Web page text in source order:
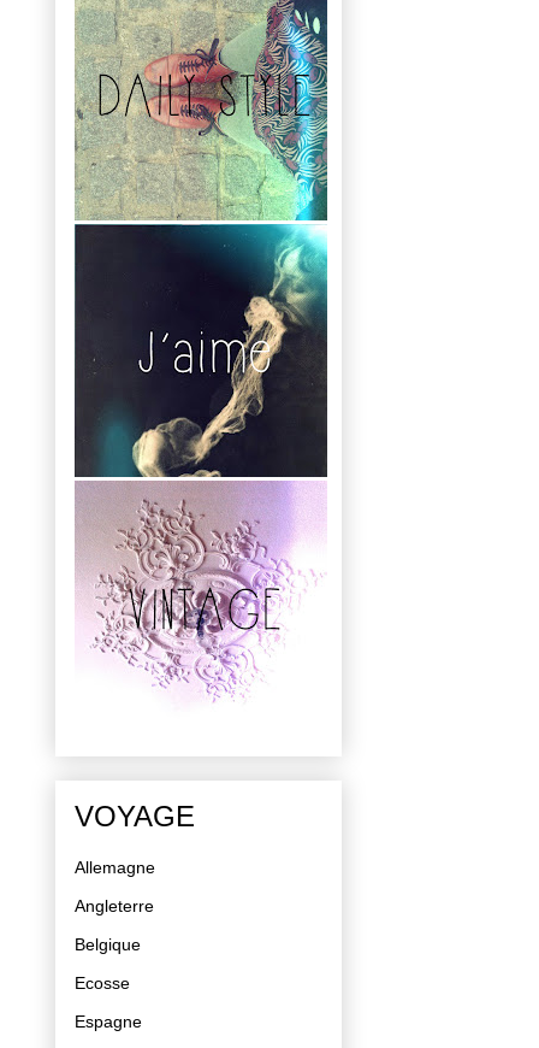
VOYAGE
Allemagne
Angleterre
Belgique
Ecosse
Espagne